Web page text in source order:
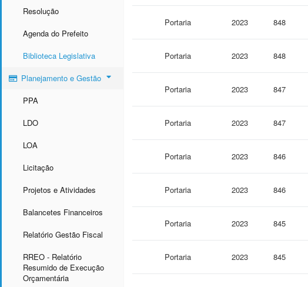
Resolução
Agenda do Prefeito
Biblioteca Legislativa
Planejamento e Gestão
PPA
LDO
LOA
Licitação
Projetos e Atividades
Balancetes Financeiros
Relatório Gestão Fiscal
RREO - Relatório
Resumido de Execução
Orçamentária
Portaria 2023 848
Portaria 2023 848
Portaria 2023 847
Portaria 2023 847
Portaria 2023 846
Portaria 2023 846
Portaria 2023 845
Portaria 2023 845